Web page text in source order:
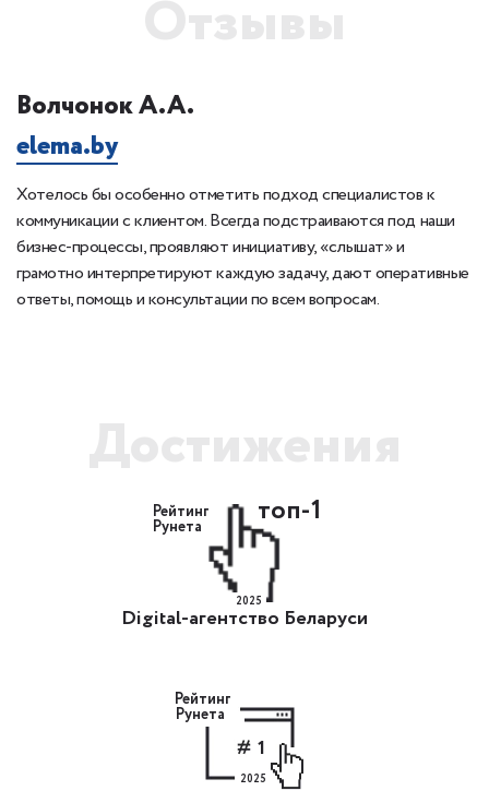
Волчонок А.А.
elema.by
Хотелось бы особенно отметить подход специалистов к
коммуникации с клиентом. Всегда подстраиваются под наши
бизнес-процессы, проявляют инициативу, «слышат» и
грамотно интерпретируют каждую задачу, дают оперативные
ответы, помощь и консультации по всем вопросам.
Рейтинг
Рунета топ-1
2025
Digital-агентство Беларуси
Рейтинг
Рунета
1
2025